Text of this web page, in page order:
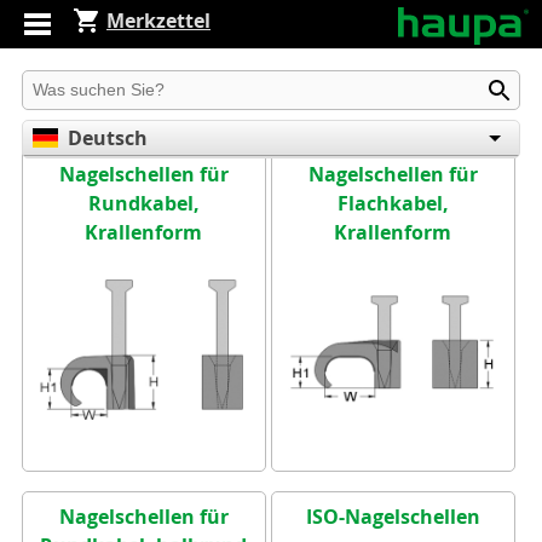
Merkzettel
Produkt suchen
Deutsch
English
Español
Nagelschellen für
Rundkabel,
Krallenform
Nagelschellen für
Flachkabel,
Krallenform
Nagelschellen für
ISO-Nagelschellen